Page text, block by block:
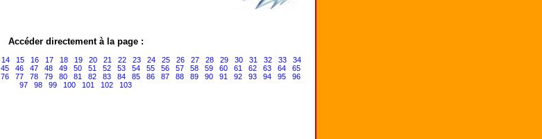
Accéder directement à la page :
14 15 16 17 18 19 20 21 22 23 24 25 26 27 28 29 30 31 32 33
34
45 46 47 48 49 50 51 52 53 54 55 56 57 58 59 60 61 62 63 64
65
76 77 78 79 80 81 82 83 84 85 86 87 88 89 90 91 92 93 94 95
96
97
98 99 100 101 102 103